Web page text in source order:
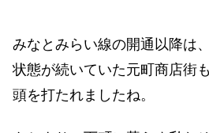
みなとみらい線の開通以降は
状態が続いていた元町商店街
頭を打たれましたね。